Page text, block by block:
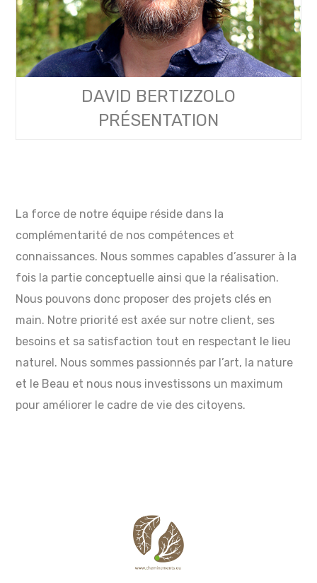
DAVID BERTIZZOLO
PRÉSENTATION
La force de notre équipe réside dans la
complémentarité de nos compétences et
connaissances. Nous sommes capables d’assurer à la
fois la partie conceptuelle ainsi que la réalisation.
Nous pouvons donc proposer des projets clés en
main. Notre priorité est axée sur notre client, ses
besoins et sa satisfaction tout en respectant le lieu
naturel. Nous sommes passionnés par l’art, la nature
et le Beau et nous nous investissons un maximum
pour améliorer le cadre de vie des citoyens.